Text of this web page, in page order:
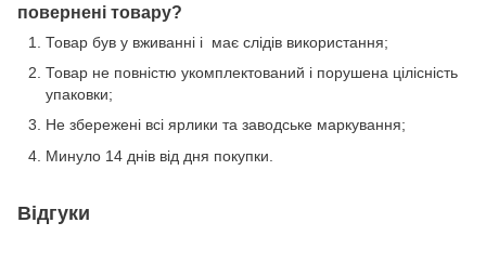
повернені товару?
Товар був у вживанні і має слідів використання;
Товар не повністю укомплектований і порушена цілісність
упаковки;
Не збережені всі ярлики та заводське маркування;
Минуло 14 днів від дня покупки.
Відгуки